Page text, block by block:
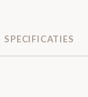
SPECIFICATIES